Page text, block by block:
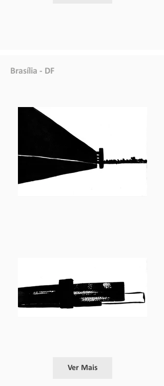
Brasília - DF
Ver Mais